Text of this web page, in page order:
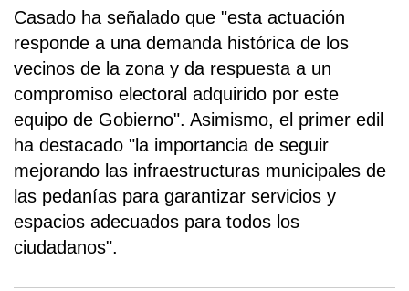
Casado ha señalado que "esta actuación
responde a una demanda histórica de los
vecinos de la zona y da respuesta a un
compromiso electoral adquirido por este
equipo de Gobierno". Asimismo, el primer edil
ha destacado "la importancia de seguir
mejorando las infraestructuras municipales de
las pedanías para garantizar servicios y
espacios adecuados para todos los
ciudadanos".